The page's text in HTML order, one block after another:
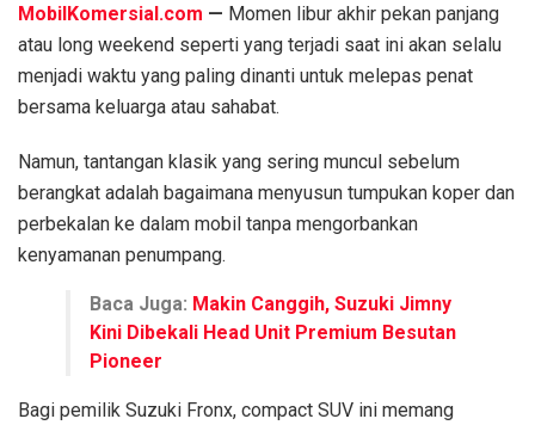
MobilKomersial.com — Momen libur akhir pekan panjang
atau long weekend seperti yang terjadi saat ini akan selalu
menjadi waktu yang paling dinanti untuk melepas penat
bersama keluarga atau sahabat.
Namun, tantangan klasik yang sering muncul sebelum
berangkat adalah bagaimana menyusun tumpukan koper dan
perbekalan ke dalam mobil tanpa mengorbankan
kenyamanan penumpang.
Baca Juga: Makin Canggih, Suzuki Jimny
Kini Dibekali Head Unit Premium Besutan
Pioneer
Bagi pemilik Suzuki Fronx, compact SUV ini memang